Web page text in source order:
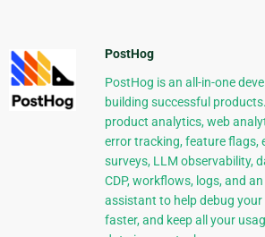
PostHog
PostHog is an all-in-one
building successful
product analytics, web
error tracking, feature flags,
surveys, LLM observability,
CDP, workflows, logs, and
assistant to help debug
faster, and keep all your